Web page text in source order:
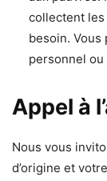
collectent
besoin. Vous
personnel
Appel à
Nous vous
d’origine et